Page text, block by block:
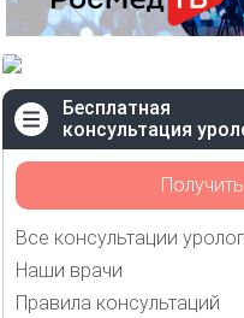
Бесплатная
консультация
Все консультации
Наши врачи
Правила консультаций